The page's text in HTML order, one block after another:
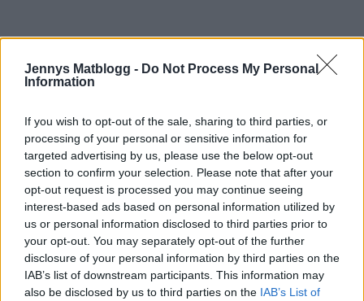
Jennys Matblogg - Do Not Process My Personal
Information
If you wish to opt-out of the sale, sharing to third parties, or
processing of your personal or sensitive information for
targeted advertising by us, please use the below opt-out
section to confirm your selection. Please note that after your
opt-out request is processed you may continue seeing
interest-based ads based on personal information utilized by
us or personal information disclosed to third parties prior to
your opt-out. You may separately opt-out of the further
disclosure of your personal information by third parties on the
IAB’s list of downstream participants. This information may
also be disclosed by us to third parties on the IAB’s List of